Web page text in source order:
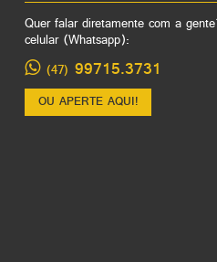
Quer falar diretamente com a
celular (Whatsapp):
(47) 99715.3731
OU APERTE AQUI!